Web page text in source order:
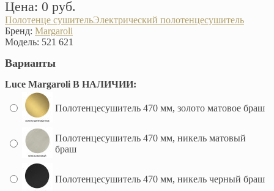
Цена: 0 руб.
Полотенце сушительЭлектрический полотенцесушитель
Бренд: Margaroli
Модель: 521 621
Варианты
Luce Margaroli В НАЛИЧИИ:
Полотенцесушитель 470 мм, золото матовое браш
Полотенцесушитель 470 мм, никель матовый
браш
Полотенцесушитель 470 мм, никель черный браш